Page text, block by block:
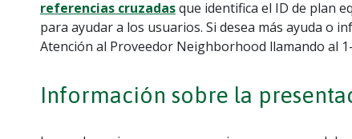
referencias cruzadasque identifica el ID de plan
para ayudar a los usuarios. Si desea más ayuda o
Atención al Proveedor Neighborhood llamando al
Información sobre la